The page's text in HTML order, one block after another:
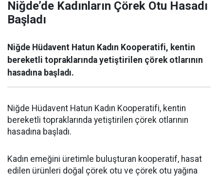
Niğde’de Kadınların Çörek Otu Hasadı
Başladı
Niğde Hüdavent Hatun Kadın Kooperatifi, kentin
bereketli topraklarında yetiştirilen çörek otlarının
hasadına başladı.
Niğde Hüdavent Hatun Kadın Kooperatifi, kentin
bereketli topraklarında yetiştirilen çörek otlarının
hasadına başladı.
Kadın emeğini üretimle buluşturan kooperatif, hasat
edilen ürünleri doğal çörek otu ve çörek otu yağına